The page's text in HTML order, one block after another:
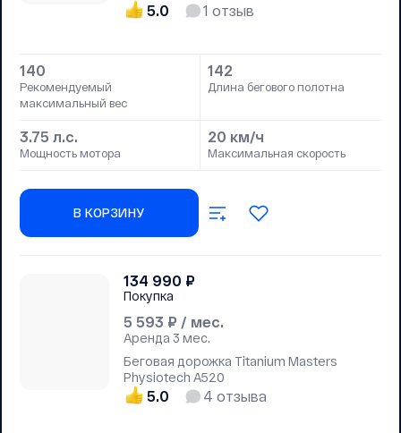
5.0 1 отзыв
140
Рекомендуемый
максимальный вес
142
Длина бегового полотна
3.75 л.с.
Мощность мотора
20 км/ч
Максимальная скорость
В КОРЗИНУ
5 593 ₽ / мес.
Аренда 3 мес.
134 990 ₽
Покупка
Беговая дорожка Titanium Masters
Physiotech A520
5.0 4 отзыва